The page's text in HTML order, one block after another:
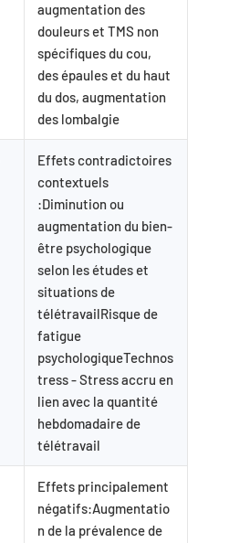
augmentation des
douleurs et TMS non
spécifiques du cou,
des épaules et du haut
du dos, augmentation
des lombalgie
Effets contradictoires
contextuels
:Diminution ou
augmentation du bien-
être psychologique
selon les études et
situations de
télétravailRisque de
fatigue
psychologiqueTechnos
tress - Stress accru en
lien avec la quantité
hebdomadaire de
télétravail
Effets principalement
négatifs:Augmentatio
n de la prévalence de